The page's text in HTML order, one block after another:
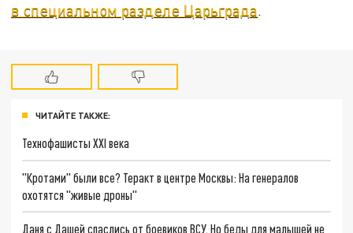
в специальном разделе Царьграда.
ЧИТАЙТЕ ТАКЖЕ:
Технофашисты XXI века
"Кротами" были все? Теракт в центре Москвы: На генералов
охотятся "живые дроны"
Даня с Дашей спаслись от боевиков ВСУ. Но беды для малышей не